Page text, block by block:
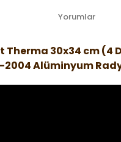
Yorumlar
Therma 30x34 cm (4
2004 Alüminyum